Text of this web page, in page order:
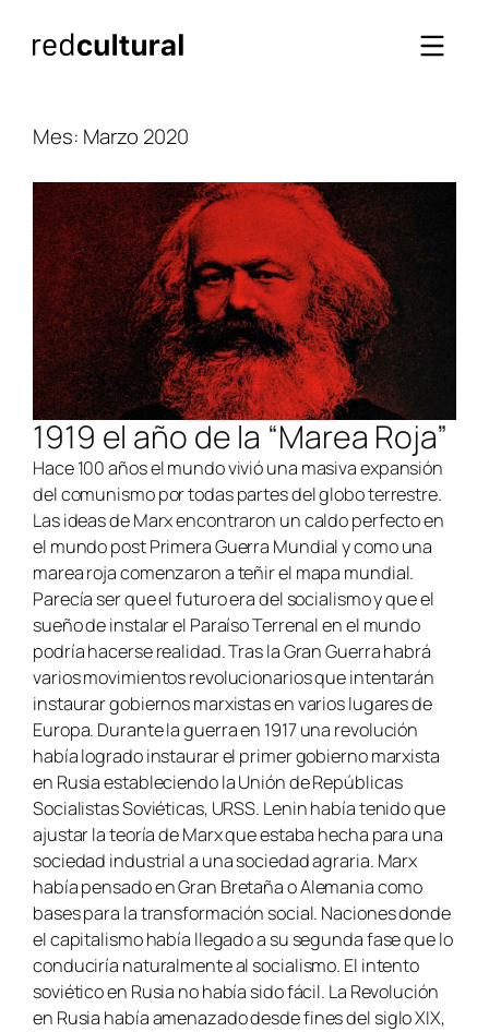
Mes: Marzo 2020
1919 el año de la “Marea Roja”
Hace 100 años el mundo vivió una masiva expansión
del comunismo por todas partes del globo terrestre.
Las ideas de Marx encontraron un caldo perfecto en
el mundo post Primera Guerra Mundial y como una
marea roja comenzaron a teñir el mapa mundial.
Parecía ser que el futuro era del socialismo y que el
sueño de instalar el Paraíso Terrenal en el mundo
podría hacerse realidad. Tras la Gran Guerra habrá
varios movimientos revolucionarios que intentarán
instaurar gobiernos marxistas en varios lugares de
Europa. Durante la guerra en 1917 una revolución
había logrado instaurar el primer gobierno marxista
en Rusia estableciendo la Unión de Repúblicas
Socialistas Soviéticas, URSS. Lenin había tenido que
ajustar la teoría de Marx que estaba hecha para una
sociedad industrial a una sociedad agraria. Marx
había pensado en Gran Bretaña o Alemania como
bases para la transformación social. Naciones donde
el capitalismo había llegado a su segunda fase que lo
conduciría naturalmente al socialismo. El intento
soviético en Rusia no había sido fácil. La Revolución
en Rusia había amenazado desde fines del siglo XIX,